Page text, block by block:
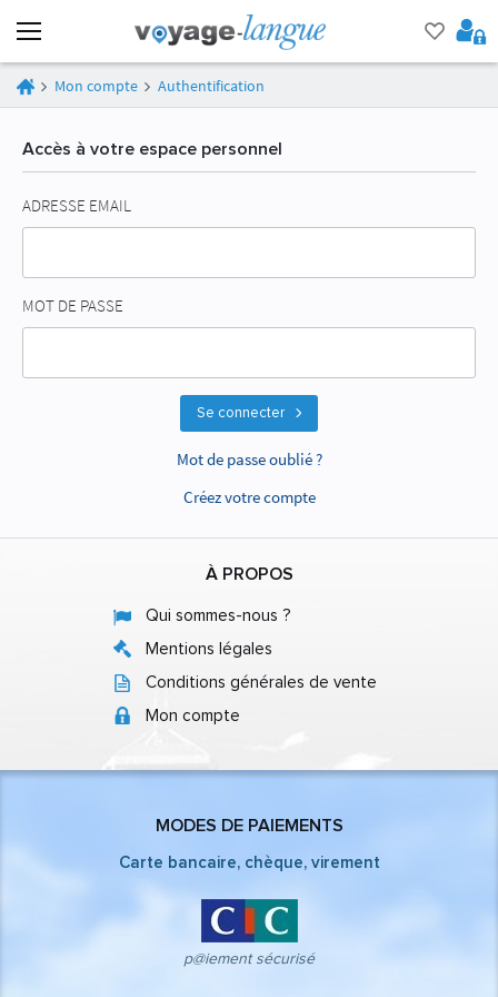
Mon compte Authentification
Accès à votre espace personnel
ADRESSE EMAIL
MOT DE PASSE
Se connecter
Mot de passe oublié ?
Créez votre compte
À PROPOS
Qui sommes-nous ?
Mentions légales
Conditions générales de vente
Mon compte
MODES DE PAIEMENTS
Carte bancaire, chèque, virement
p@iement sécurisé